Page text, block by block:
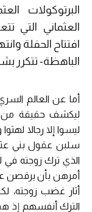
البرتوكولات
العثماني التي
افتتاح الحفلة
الباهظة- تتكرر
أما عن العالم
ليكشف حقيقة من
ليسوا إلا رجالا
سلبن عقول بني
الذي ترك زوجته في
أمرهن بأن يرقصن
أثار غضب زوجته،
الترك أنفسهم إذ